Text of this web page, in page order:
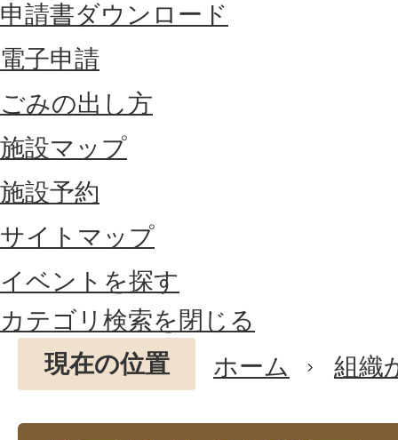
申請書ダウンロード
電子申請
ごみの出し方
施設マップ
施設予約
サイトマップ
イベントを探す
カテゴリ検索を閉じる
現在の位置
ホーム 組織